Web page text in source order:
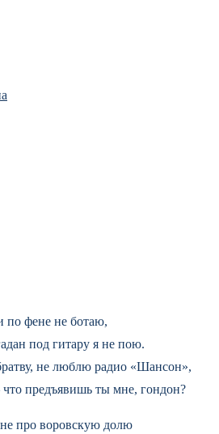
по фене не ботаю,
под гитару я не пою.
не люблю радио «Шансон»,
предъявишь ты мне, гондон?
про воровскую долю